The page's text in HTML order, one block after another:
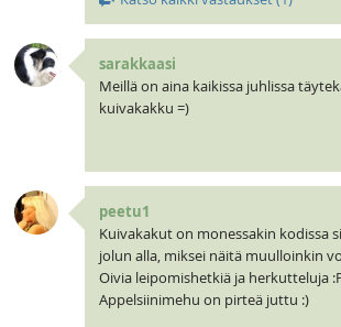
sarakkaasi
Meillä on aina kaikissa juhlissa
kuivakakku =)
peetu1
Kuivakakut on monessakin kodissa
jolun alla, miksei näitä muulloinkin
Oivia leipomishetkiä ja herkutteluja
Appelsiinimehu on pirteä juttu :)